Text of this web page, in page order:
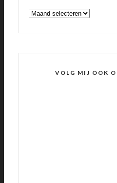
ARCHIEF
VOLG MIJ OOK